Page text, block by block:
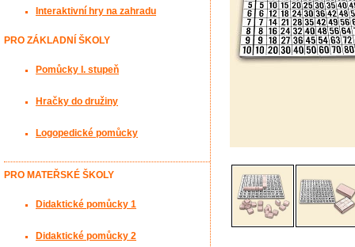
Interaktivní hry na zahradu
PRO ZÁKLADNÍ ŠKOLY
Pomůcky I. stupeň
Hračky do družiny
Logopedické pomůcky
PRO MATEŘSKÉ ŠKOLY
Didaktické pomůcky 1
Didaktické pomůcky 2